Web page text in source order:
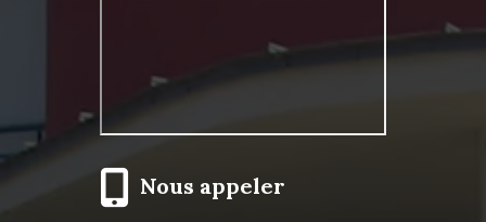
Nous appeler